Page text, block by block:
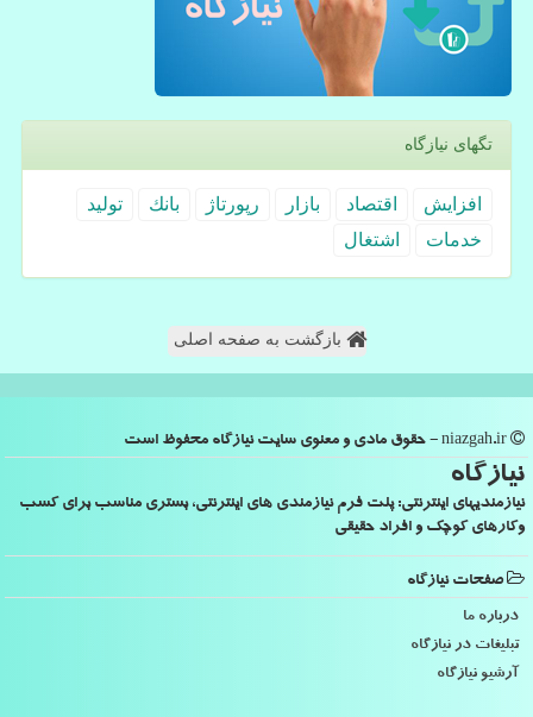
تگهای نیازگاه
افزایش اقتصاد بازار رپورتاژ بانك
تولید
خدمات
اشتغال
بازگشت به صفحه اصلی
نیازگاه
نیازمندیهای اینترنتی: پلت فرم نیازمندی های اینترنتی، بستری مناسب برای کسب
وکارهای کوچک و افراد حقیقی
صفحات نیازگاه
درباره ما
تبلیغات در نیازگاه
آرشیو نیازگاه